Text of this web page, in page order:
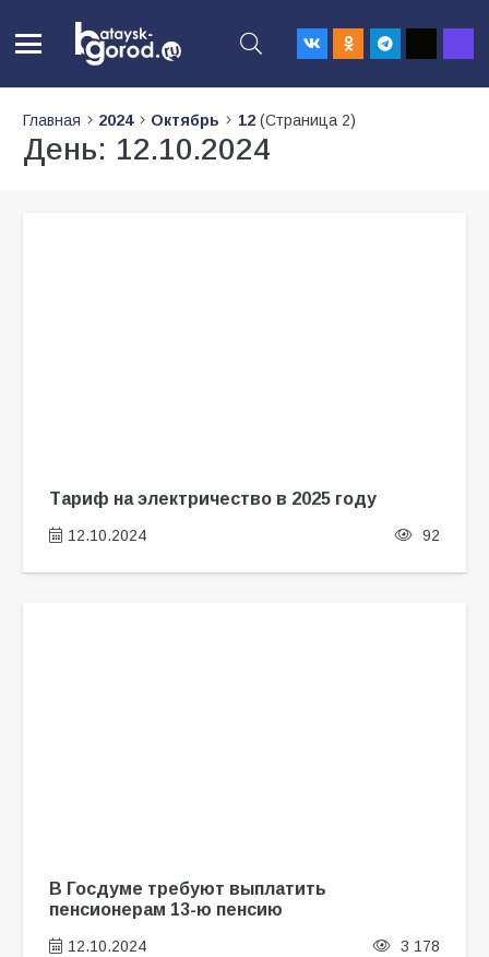
Главная 2024 Октябрь 12(Страница 2)
День: 12.10.2024
Тариф на электричество в 2025 году
12.10.2024 92
В Госдуме требуют выплатить
пенсионерам 13-ю пенсию
12.10.2024 3 178